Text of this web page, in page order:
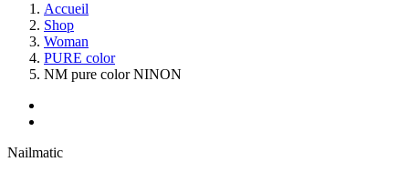
Accueil
Shop
Woman
PURE color
NM pure color NINON
Nailmatic